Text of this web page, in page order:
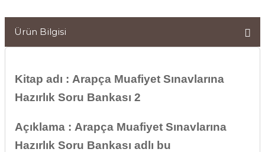
Ürün Bilgisi
Kitap adı : Arapça Muafiyet Sınavlarına
Hazırlık Soru Bankası 2
Açıklama : Arapça Muafiyet Sınavlarına
Hazırlık Soru Bankası adlı bu